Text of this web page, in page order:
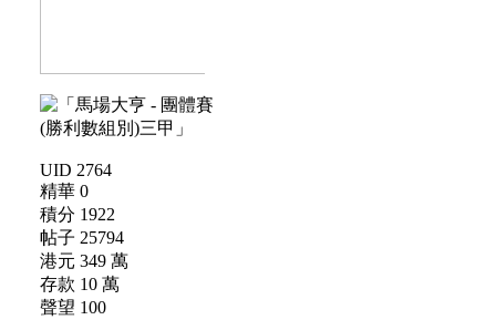
UID 2764
精華 0
積分 1922
帖子 25794
港元 349 萬
存款 10 萬
聲望 100